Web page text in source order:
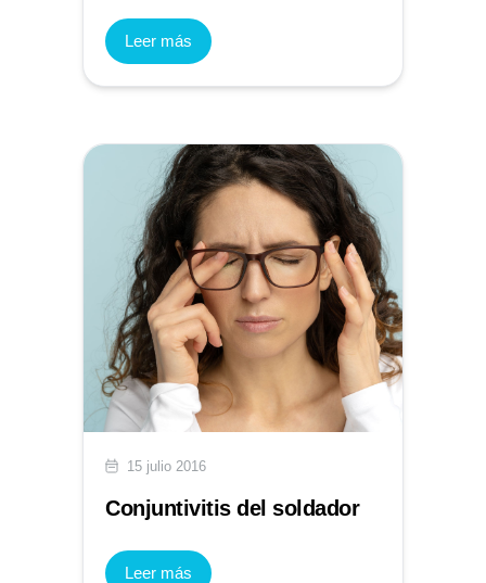
Leer más
15 julio 2016
Conjuntivitis del soldador
Leer más